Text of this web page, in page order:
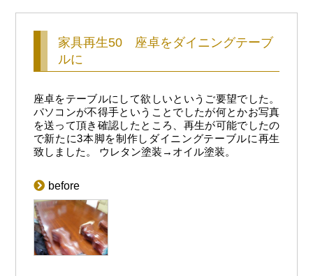
家具再生50 座卓をダイニングテーブ
ルに
座卓をテーブルにして欲しいというご要望でした。
パソコンが不得手ということでしたが何とかお写真
を送って頂き確認したところ、再生が可能でしたの
で新たに3本脚を制作しダイニングテーブルに再生
致しました。 ウレタン塗装→オイル塗装。
before